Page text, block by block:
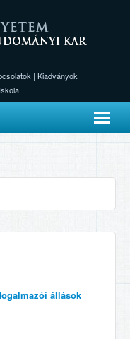
| Kiadványok |
állások